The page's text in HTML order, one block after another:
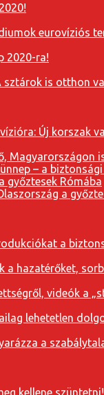
eurovíziós
2020-ra!
sztárok is otthon
Új korszak
Magyarországon
– a
győztesek Rómába
a
a
a hazatérőket,
videók a
lehetetlen
a
kellene szüntetni!